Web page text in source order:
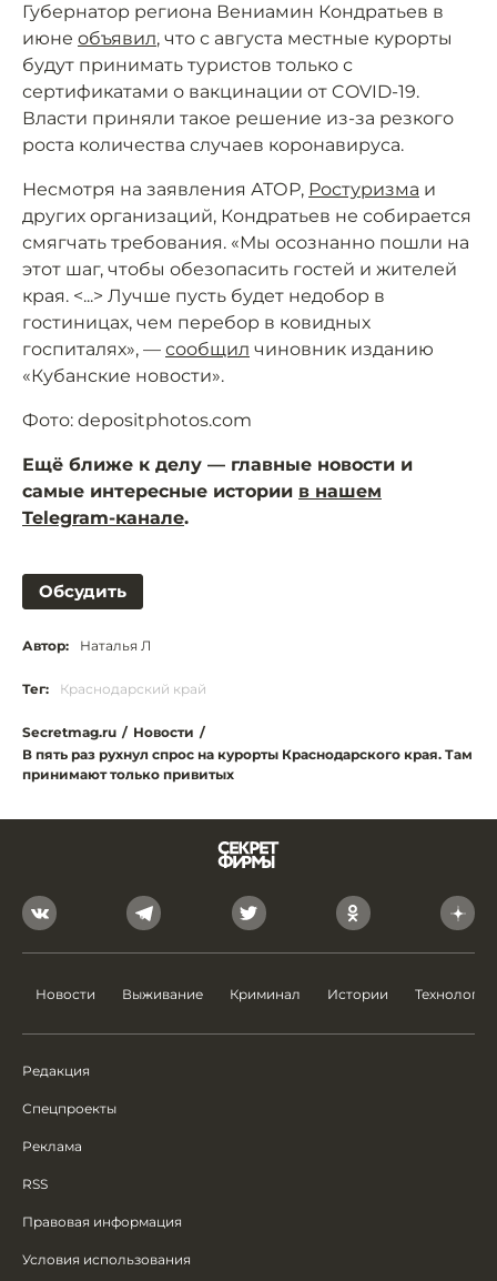
Губернатор региона Вениамин Кондратьев в
июне объявил, что с августа местные курорты
будут принимать туристов только с
сертификатами о вакцинации от COVID-19.
Власти приняли такое решение из-за резкого
роста количества случаев коронавируса.
Несмотря на заявления АТОР, Ростуризма и
других организаций, Кондратьев не собирается
смягчать требования. «Мы осознанно пошли на
этот шаг, чтобы обезопасить гостей и жителей
края. <...> Лучше пусть будет недобор в
гостиницах, чем перебор в ковидных
госпиталях», — сообщил чиновник изданию
«Кубанские новости».
Фото: depositphotos.com
Ещё ближе к делу — главные новости и
самые интересные истории в нашем
Telegram-канале.
Обсудить
Автор: Наталья Л
Тег: Краснодарский край
Secretmag.ru / Новости /
В пять раз рухнул спрос на курорты Краснодарского края. Там
принимают только привитых
Новости Выживание Криминал Истории Технологии
Редакция
Спецпроекты
Реклама
RSS
Правовая информация
Условия использования